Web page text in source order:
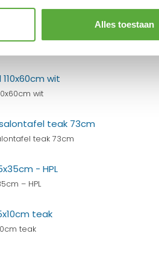
Alles toestaan
wit
teak 73cm
– HPL
teak